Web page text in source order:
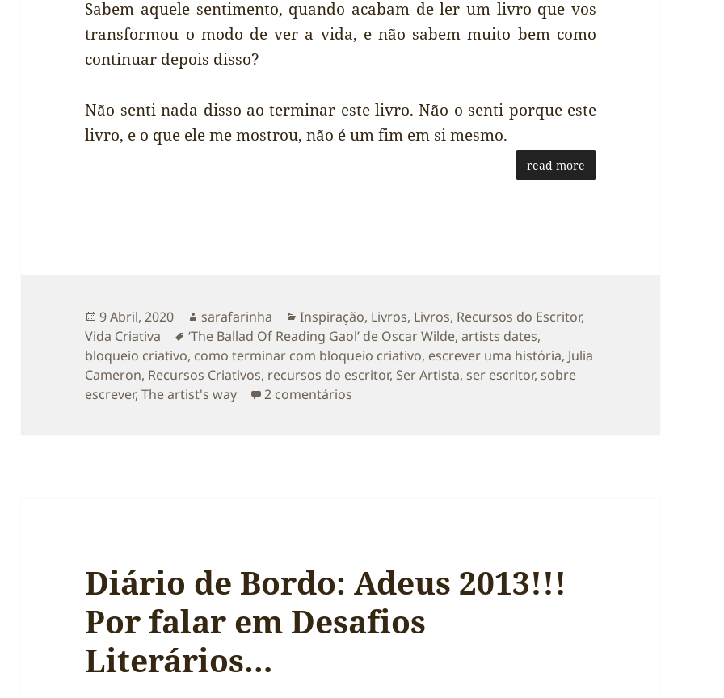
Sabem aquele sentimento, quando acabam de ler um livro que vos
transformou o modo de ver a vida, e não sabem muito bem como
continuar depois disso?
Não senti nada disso ao terminar este livro. Não o senti porque este
livro, e o que ele me mostrou, não é um fim em si mesmo.
read more
Publicado
a
9 Abril, 2020 Autor
sarafarinha Categorias
Inspiração, Livros, Livros, Recursos do Escritor,
Vida Criativa
Etiquetas
‘The Ballad Of Reading Gaol’ de Oscar Wilde,artists dates,
bloqueio criativo, como terminar com bloqueio criativo, escrever uma história, Julia
Cameron, Recursos Criativos, recursos do escritor, Ser Artista, ser escritor, sobre
escrever,The artist's way 2 comentários
Diário de Bordo: Adeus 2013!!!
Por falar em Desafios
Literários…